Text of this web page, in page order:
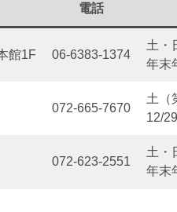
電話
館1F 06-6383-1374
土・
年末
072-665-7670
土（
12/
072-623-2551
土・
年末